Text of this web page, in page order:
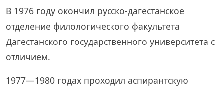
В 1976 году окончил русско-дагестанское
отделение филологического факультета
Дагестанского государственного университета с
отличием.
1977—1980 годах проходил аспирантскую